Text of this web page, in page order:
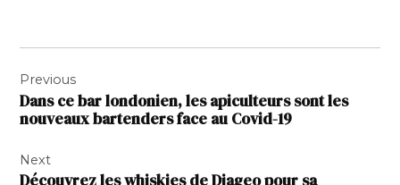
de
l’article
Previous
Dans ce bar londonien, les apiculteurs sont les
nouveaux bartenders face au Covid-19
Next
Découvrez les whiskies de Diageo pour sa